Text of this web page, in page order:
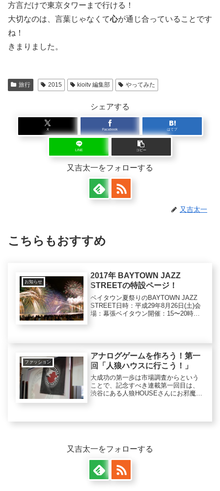
方言だけで東京タワーまで行ける！
大切なのは、言葉じゃなくて心が通じ合っていることです
ね！
きまりました。
旅行 2015 kioitv 編集部 やってみた
シェアする
X Facebook はてブ
LINE コピー
又吉太一をフォローする
又吉太一
こちらもおすすめ
お知らせ
2017年 BAYTOWN JAZZ
STREETの特設ページ！
ベイタウン夏祭りのBAYTOWN JAZZ
STREET日時：平成29年8月26日(土)会
場：幕張ベイタウン開催：15〜20時公
ファッション
アナログゲームを作ろう！第一
回「人狼ハウスに行こう！」
大成功の第一歩は市場調査からという
ことで、記念すべき連載第一回目は、
渋谷にある人狼HOUSEさんにお邪魔し
又吉太一をフォローする